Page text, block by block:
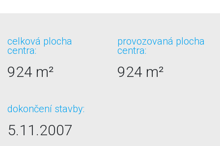
celková plocha
centra:
924 m²
provozovaná plocha
centra:
924 m²
dokončení stavby:
5.11.2007